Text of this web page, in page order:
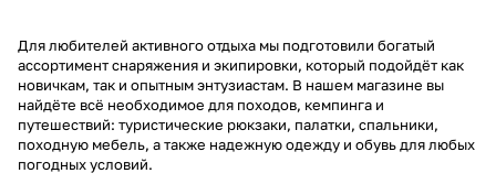
Для любителей активного отдыха мы подготовили богатый
ассортимент снаряжения и экипировки, который подойдёт как
новичкам, так и опытным энтузиастам. В нашем магазине вы
найдёте всё необходимое для походов, кемпинга и
путешествий: туристические рюкзаки, палатки, спальники,
походную мебель, а также надежную одежду и обувь для любых
погодных условий.